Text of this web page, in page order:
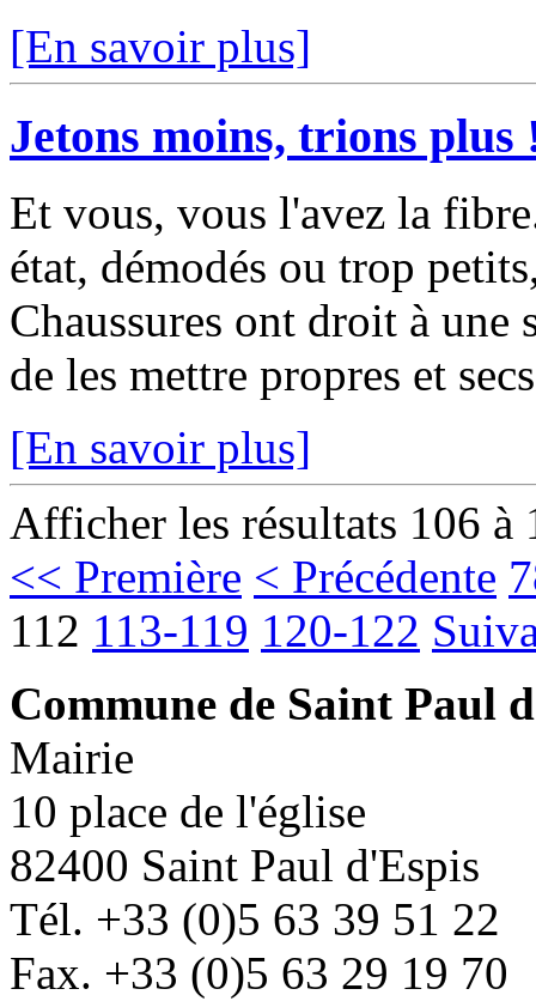
[En savoir plus]
Jetons moins, trions plus
Et vous, vous l'avez la
état, démodés ou trop
Chaussures ont droit à
de les mettre propres et
[En savoir plus]
Afficher les résultats 106 à
<< Première < Précédente
112 113-119 120-122
Commune de Saint Paul
Mairie
10 place de l'église
82400 Saint Paul d'Espis
Tél. +33 (0)5 63 39 51 22
Fax. +33 (0)5 63 29 19 70